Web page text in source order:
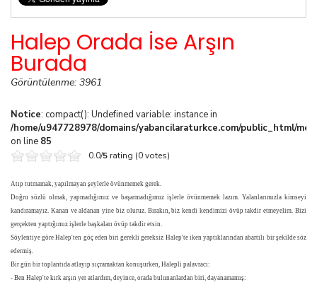
Halep Orada İse Arşın
Burada
Görüntülenme: 3961
Notice: compact(): Undefined variable: instance in
/home/u947728978/domains/yabancilaraturkce.com/public_html/
on line 85
0.0/5 rating (0 votes)
Atıp tutmamak, yapılmayan şeylerle övünmemek gerek.
Doğru sözlü olmak, yapmadığımız ve başarmadığımız işlerle övünmemek lazım. Yalanlarımızla kimseyi
kandıramayız. Kanan ve aldanan yine biz oluruz. Bırakın, biz kendi kendimizi övüp takdir etmeyelim. Bizi
gerçekten yaptığımız işlerle başkaları övüp takdir etsin.
Söylentiye göre Halep'ten göç eden biri gerekli gereksiz Halep'te iken yaptıklarından abartılı bir şekilde söz
edermiş.
Bir gün bir toplantıda atlayıp sıçramaktan konuşurken, Halepli palavracı:
- Ben Halep'te kırk arşın yer atlardım, deyince, orada bulunanlardan biri, dayanamamış: